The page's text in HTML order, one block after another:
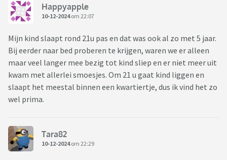
Happyapple
10-12-2024om 22:07
Mijn kind slaapt rond 21u pas en dat was ook al zo met 5 jaar.
Bij eerder naar bed proberen te krijgen, waren we er alleen
maar veel langer mee bezig tot kind sliep en er niet meer uit
kwam met allerlei smoesjes. Om 21 u gaat kind liggen en
slaapt het meestal binnen een kwartiertje, dus ik vind het zo
wel prima.
Tara82
10-12-2024om 22:29